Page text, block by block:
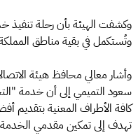
وكشفت الهيئة بأن رحلة تنفيذ
وتُستكمل في بقية مناطق المملكة
وأشار معالي محافظ هيئة
سعود التميمي إلى أن خدمة
كافة الأطراف المعنية بتقديم
تهدف إلى تمكين مقدمي